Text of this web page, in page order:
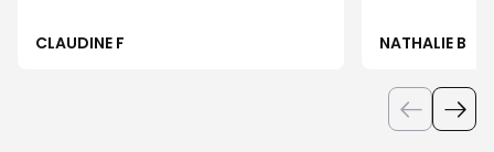
CLAUDINE F NATHALIE B